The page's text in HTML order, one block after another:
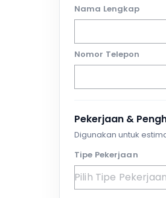
Nama Lengkap
Nomor Telepon
Pekerjaan &
Digunakan untuk
Tipe Pekerjaan